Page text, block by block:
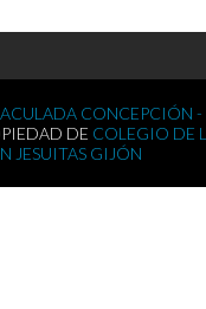
CONCEPCIÓN -
DE COLEGIO DE
JESUITAS GIJÓN